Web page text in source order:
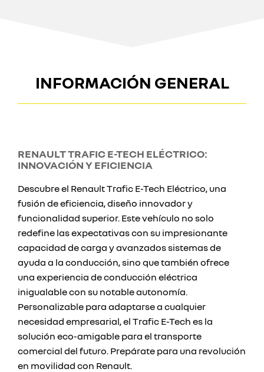
INFORMACIÓN GENERAL
RENAULT TRAFIC E-TECH ELÉCTRICO:
INNOVACIÓN Y EFICIENCIA
Descubre el Renault Trafic E-Tech Eléctrico, una
fusión de eficiencia, diseño innovador y
funcionalidad superior. Este vehículo no solo
redefine las expectativas con su impresionante
capacidad de carga y avanzados sistemas de
ayuda a la conducción, sino que también ofrece
una experiencia de conducción eléctrica
inigualable con su notable autonomía.
Personalizable para adaptarse a cualquier
necesidad empresarial, el Trafic E-Tech es la
solución eco-amigable para el transporte
comercial del futuro. Prepárate para una revolución
en movilidad con Renault.